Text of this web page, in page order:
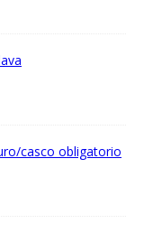
casco obligatorio